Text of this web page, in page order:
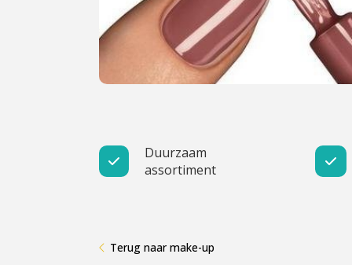
Sale
Cadeau
Schrijf je nu in voor Beauty News
Duurzaam
assortiment
Terug naar make-up